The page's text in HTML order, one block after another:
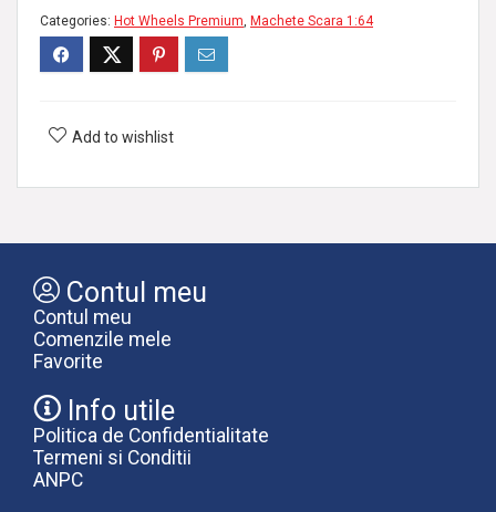
Categories: Hot Wheels Premium, Machete Scara 1:64
Add to wishlist
Contul meu
Contul meu
Comenzile mele
Favorite
Info utile
Politica de Confidentialitate
Termeni si Conditii
ANPC